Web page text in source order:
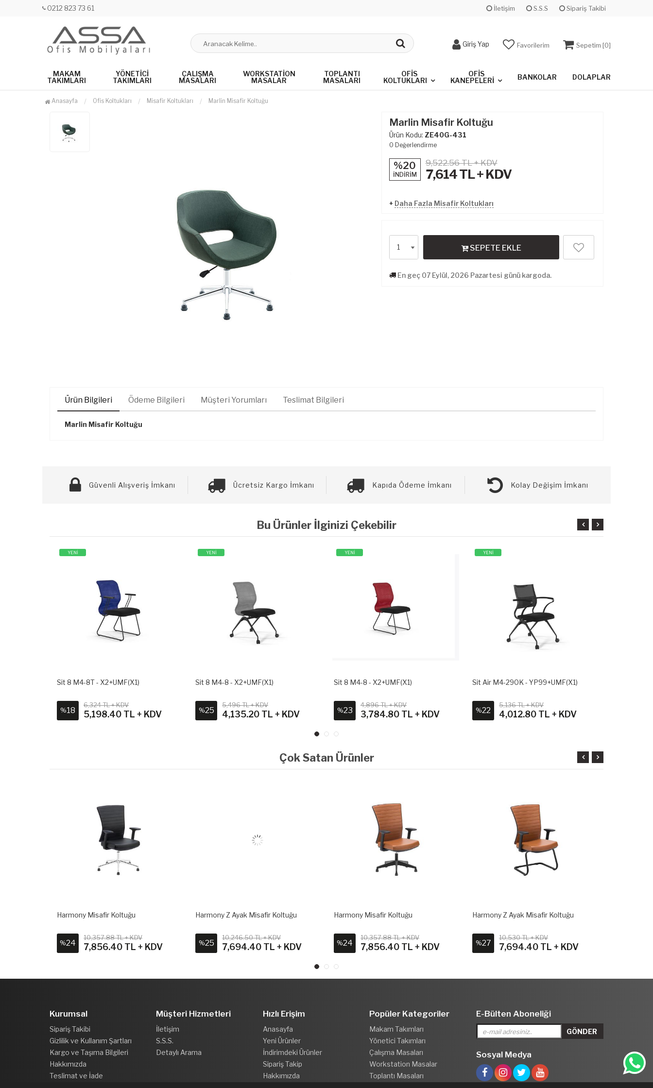
0212 823 73 61 İletişim S.S.S Sipariş Takibi
Giriş Yap Favorilerim Sepetim [0]
MAKAM
TAKIMLARI
YÖNETICI
TAKIMLARI
ÇALIŞMA
MASALARI
WORKSTATION
MASALAR
TOPLANTI
MASALARI
OFIS
KOLTUKLARI
OFIS
KANEPELERI
BANKOLAR DOLAPLAR
Anasayfa Ofis Koltukları Misafir Koltukları Marlin Misafir Koltuğu
Marlin Misafir Koltuğu
Ürün Kodu: ZE40G-431
0 Değerlendirme
%20
İNDİRİM
9,522.56 TL + KDV
7,614TL + KDV
+ Daha Fazla Misafir Koltukları
SEPETE EKLE
En geç 07 Eylül, 2026 Pazartesi günü kargoda.
Ürün Bilgileri Ödeme Bilgileri Müşteri Yorumları Teslimat Bilgileri
Marlin Misafir Koltuğu
Güvenli Alışveriş İmkanı Ücretsiz Kargo İmkanı Kapıda Ödeme İmkanı Kolay Değişim İmkanı
Bu Ürünler İlginizi Çekebilir
YENİ
Sit 8 M4-8T - X2+UMF(X1)
%18
6,324 TL + KDV
5,198.40 TL + KDV
YENİ
Sit 8 M4-8 - X2+UMF(X1)
%25
5,496 TL + KDV
4,135.20 TL + KDV
YENİ
Sit 8 M4-8 - X2+UMF(X1)
%23
4,896 TL + KDV
3,784.80 TL + KDV
YENİ
Sit Air M4-290K - YP99+UMF(X1)
%22
5,136 TL + KDV
4,012.80 TL + KDV
Çok Satan Ürünler
Harmony Misafir Koltuğu
%24
10,357.88 TL + KDV
7,856.40 TL + KDV
Harmony Z Ayak Misafir Koltuğu
%25
10,246.50 TL + KDV
7,694.40 TL + KDV
Harmony Misafir Koltuğu
%24
10,357.88 TL + KDV
7,856.40 TL + KDV
Harmony Z Ayak Misafir Koltuğu
%27
10,530 TL + KDV
7,694.40 TL + KDV
Kurumsal
Sipariş Takibi
Gizlilik ve Kullanım Şartları
Kargo ve Taşıma Bilgileri
Hakkımızda
Teslimat ve İade
Müşteri Hizmetleri
İletişim
S.S.S.
Detaylı Arama
Hızlı Erişim
Anasayfa
Yeni Ürünler
İndirimdeki Ürünler
Sipariş Takip
Hakkımızda
Popüler Kategoriler
Makam Takımları
Yönetici Takımları
Çalışma Masaları
Workstation Masalar
Toplantı Masaları
E-Bülten Aboneliği
Sosyal Medya